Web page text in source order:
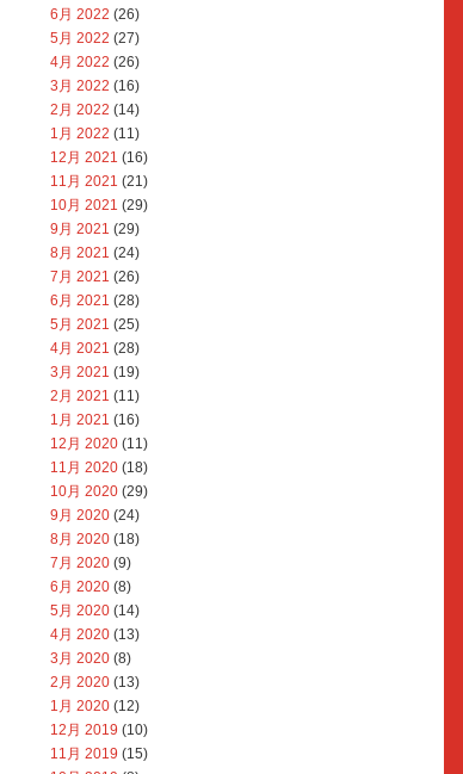
6月 2022 (26)
5月 2022 (27)
4月 2022 (26)
3月 2022 (16)
2月 2022 (14)
1月 2022 (11)
12月 2021 (16)
11月 2021 (21)
10月 2021 (29)
9月 2021 (29)
8月 2021 (24)
7月 2021 (26)
6月 2021 (28)
5月 2021 (25)
4月 2021 (28)
3月 2021 (19)
2月 2021 (11)
1月 2021 (16)
12月 2020 (11)
11月 2020 (18)
10月 2020 (29)
9月 2020 (24)
8月 2020 (18)
7月 2020 (9)
6月 2020 (8)
5月 2020 (14)
4月 2020 (13)
3月 2020 (8)
2月 2020 (13)
1月 2020 (12)
12月 2019 (10)
11月 2019 (15)